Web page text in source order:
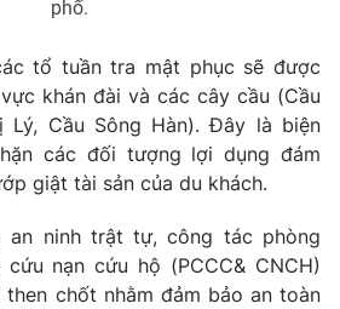
phố.
tổ tuần tra mật phục sẽ được
khán đài và các cây cầu (Cầu
Lý, Cầu Sông Hàn). Đây là biện
các đối tượng lợi dụng đám
giật tài sản của du khách.
an ninh trật tự, công tác phòng
nạn cứu hộ (PCCC& CNCH)
chốt nhằm đảm bảo an toàn